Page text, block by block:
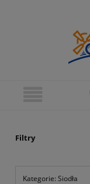
Filtry
Kategorie: Siodła